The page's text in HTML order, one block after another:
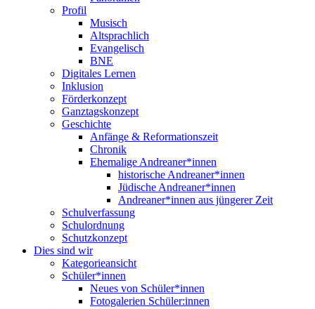
Profil
Musisch
Altsprachlich
Evangelisch
BNE
Digitales Lernen
Inklusion
Förderkonzept
Ganztagskonzept
Geschichte
Anfänge & Reformationszeit
Chronik
Ehemalige Andreaner*innen
historische Andreaner*innen
Jüdische Andreaner*innen
Andreaner*innen aus jüngerer Zeit
Schulverfassung
Schulordnung
Schutzkonzept
Dies sind wir
Kategorieansicht
Schüler*innen
Neues von Schüler*innen
Fotogalerien Schüler:innen